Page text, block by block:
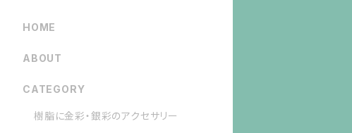
HOME
ABOUT
CATEGORY
樹脂に金彩・銀彩のアクセサリー